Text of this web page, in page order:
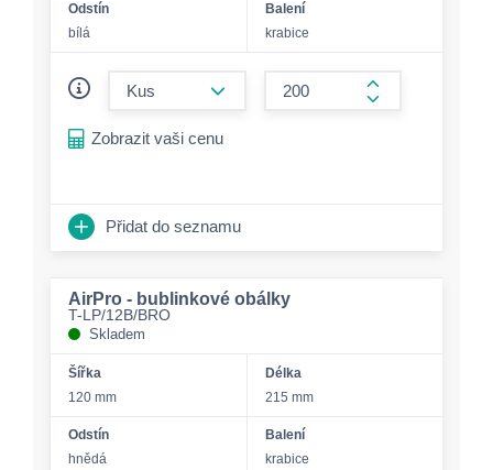
Odstín
bílá
Balení
krabice
form.increase-
Zobrazit vaši cenu
Přidat do seznamu
AirPro - bublinkové obálky
T-LP/12B/BRO
Skladem
Šířka
120 mm
Délka
215 mm
Odstín
hnědá
Balení
krabice